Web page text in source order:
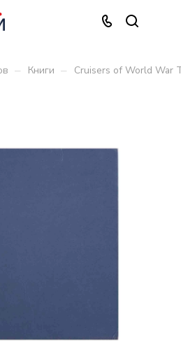
– Книги – Cruisers of World War